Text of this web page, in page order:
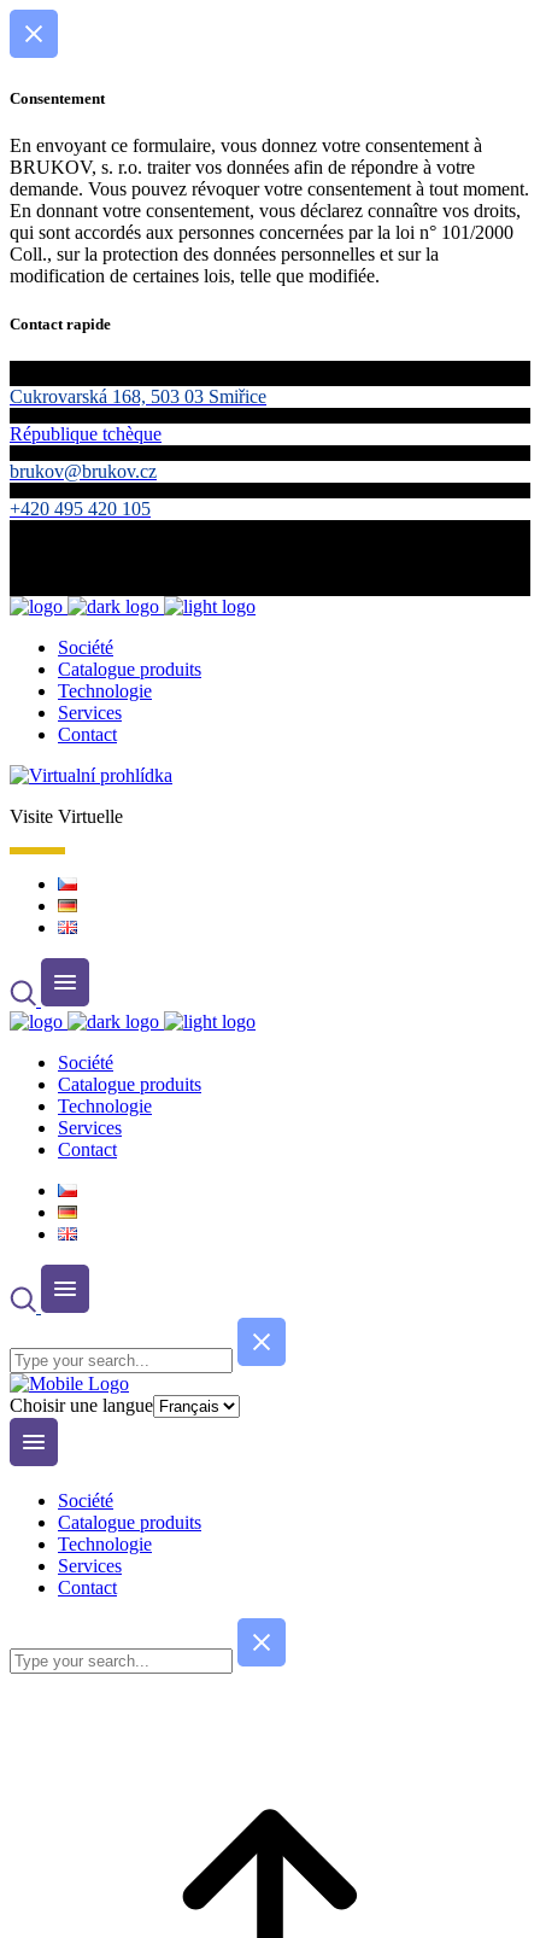
Consentement
En envoyant ce formulaire, vous donnez votre consentement à
BRUKOV, s. r.o. traiter vos données afin de répondre à votre
demande. Vous pouvez révoquer votre consentement à tout moment.
En donnant votre consentement, vous déclarez connaître vos droits,
qui sont accordés aux personnes concernées par la loi n° 101/2000
Coll., sur la protection des données personnelles et sur la
modification de certaines lois, telle que modifiée.
Contact rapide
Cukrovarská 168, 503 03 Smiřice
République tchèque
brukov@brukov.cz
+420 495 420 105
Société
Catalogue produits
Technologie
Services
Contact
Visite Virtuelle
Société
Catalogue produits
Technologie
Services
Contact
Choisir une langue
Société
Catalogue produits
Technologie
Services
Contact